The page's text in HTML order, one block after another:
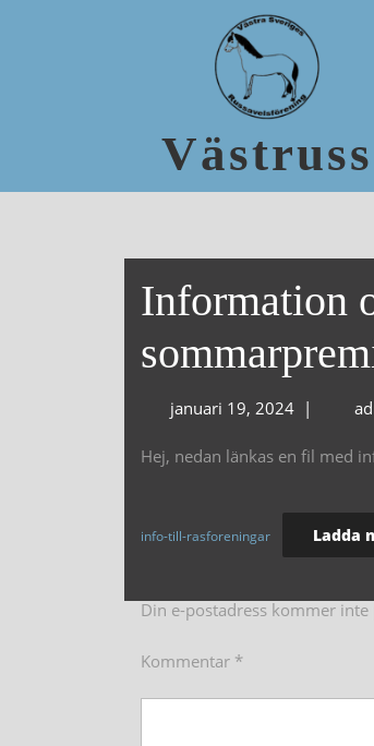
Västruss
Information
januari 19, 2024 |
Hej, nedan länkas en fil med
info-till-rasforeningar Ladda
Din e-postadress kommer inte
Kommentar *